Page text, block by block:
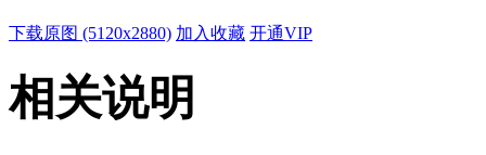
下载原图 (5120x2880) 加入收藏 开通VIP
相关说明